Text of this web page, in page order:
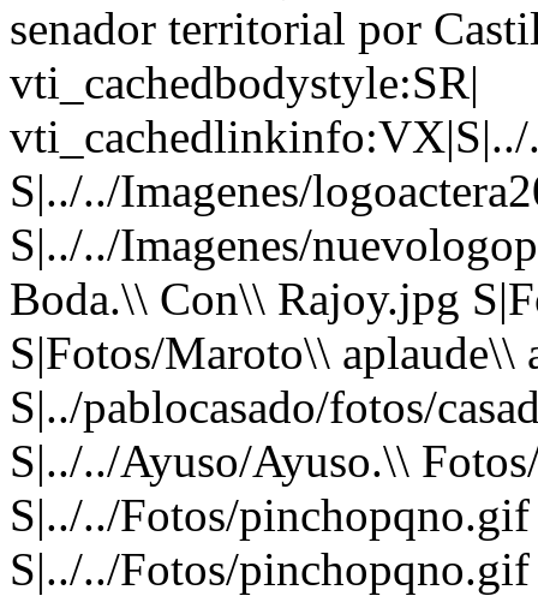
senador territorial por
vti_cachedbodystyle:SR|
S|../../Imagenes/
S|../../Imagenes/
Boda.\\ Con\\ Rajoy.jpg
S|Fotos/Maroto\\ aplaude\\
S|../pablocasado/fotos/
S|../../Ayuso/Ayuso.\\
S|../../Fotos/
S|../../Fotos/